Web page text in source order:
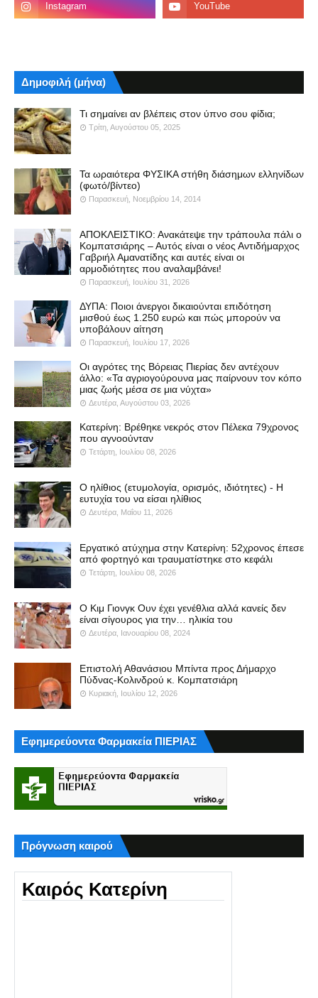
Δημοφιλή (μήνα)
Τι σημαίνει αν βλέπεις στον ύπνο σου φίδια;
Τρίτη, Αυγούστου 05, 2025
Τα ωραιότερα ΦΥΣΙΚΑ στήθη διάσημων ελληνίδων
(φωτό/βίντεο)
Παρασκευή, Νοεμβρίου 14, 2014
ΑΠΟΚΛΕΙΣΤΙΚΟ: Ανακάτεψε την τράπουλα πάλι ο
Κομπατσιάρης – Αυτός είναι ο νέος Αντιδήμαρχος
Γαβριήλ Αμανατίδης και αυτές είναι οι
αρμοδιότητες που αναλαμβάνει!
Παρασκευή, Ιουλίου 31, 2026
ΔΥΠΑ: Ποιοι άνεργοι δικαιούνται επιδότηση
μισθού έως 1.250 ευρώ και πώς μπορούν να
υποβάλουν αίτηση
Παρασκευή, Ιουλίου 17, 2026
Οι αγρότες της Βόρειας Πιερίας δεν αντέχουν
άλλο: «Τα αγριογούρουνα μας παίρνουν τον κόπο
μιας ζωής μέσα σε μια νύχτα»
Δευτέρα, Αυγούστου 03, 2026
Κατερίνη: Βρέθηκε νεκρός στον Πέλεκα 79χρονος
που αγνοούνταν
Τετάρτη, Ιουλίου 08, 2026
Ο ηλίθιος (ετυμολογία, ορισμός, ιδιότητες) - Η
ευτυχία του να είσαι ηλίθιος
Δευτέρα, Μαΐου 11, 2026
Εργατικό ατύχημα στην Κατερίνη: 52χρονος έπεσε
από φορτηγό και τραυματίστηκε στο κεφάλι
Τετάρτη, Ιουλίου 08, 2026
Ο Κιμ Γιονγκ Ουν έχει γενέθλια αλλά κανείς δεν
είναι σίγουρος για την… ηλικία του
Δευτέρα, Ιανουαρίου 08, 2024
Επιστολή Αθανάσιου Μπίντα προς Δήμαρχο
Πύδνας-Κολινδρού κ. Κομπατσιάρη
Κυριακή, Ιουλίου 12, 2026
Εφημερεύοντα Φαρμακεία ΠΙΕΡΙΑΣ
Πρόγνωση καιρού
Καιρός Κατερίνη